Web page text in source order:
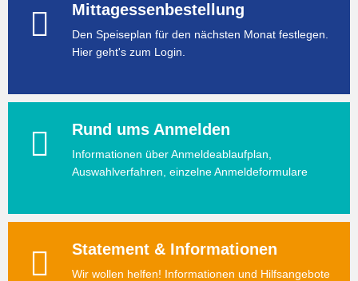
Mittagessenbestellung
Den Speiseplan für den nächsten Monat festlegen.
Hier geht's zum Login.
Rund ums Anmelden
Informationen über Anmeldeablaufplan,
Auswahlverfahren, einzelne Anmeldeformulare
Statement & Informationen
Wir wollen helfen! Informationen und Hilfsangebote